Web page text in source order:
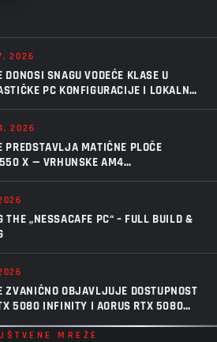
2026
DONOSI SNAGU VODEĆE KLASE U
PC KONFIGURACIJE I LOKALNU
INTELIGENCIJU UZ AORUS P1600W
2026
PREDSTAVLJA MATIČNE PLOČE
X — VRHUNSKE AM4
U NOVOM IZDANJU
THE „NESSACAFE PC“ – FULL BUILD &
ZVANIČNO OBJAVLJUJE DOSTUPNOST
5080 INFINITY I AORUS RTX 5080
GRAFIČKIH KARTICA
MREŽE